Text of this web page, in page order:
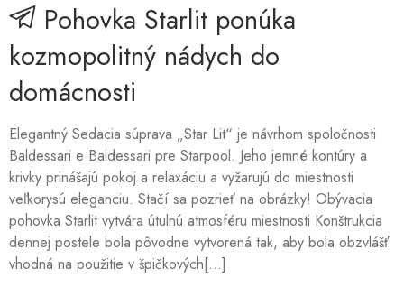
Pohovka Starlit ponúka
kozmopolitný nádych do
domácnosti
Elegantný Sedacia súprava „Star Lit“ je návrhom spoločnosti
Baldessari e Baldessari pre Starpool. Jeho jemné kontúry a
krivky prinášajú pokoj a relaxáciu a vyžarujú do miestnosti
veľkorysú eleganciu. Stačí sa pozrieť na obrázky! Obývacia
pohovka Starlit vytvára útulnú atmosféru miestnosti Konštrukcia
dennej postele bola pôvodne vytvorená tak, aby bola obzvlášť
vhodná na použitie v špičkových[...]